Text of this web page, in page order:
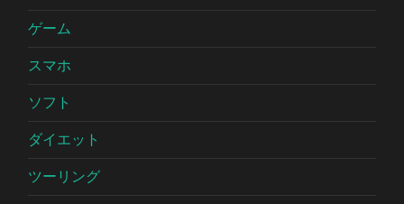
ゲーム
スマホ
ソフト
ダイエット
ツーリング